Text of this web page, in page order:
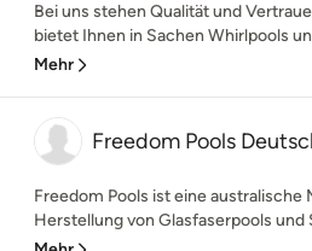
Bei uns stehen Qualität und
bietet Ihnen in Sachen Whirlpools
Mehr
Freedom Pools
Freedom Pools ist eine australische
Herstellung von Glasfaserpools und